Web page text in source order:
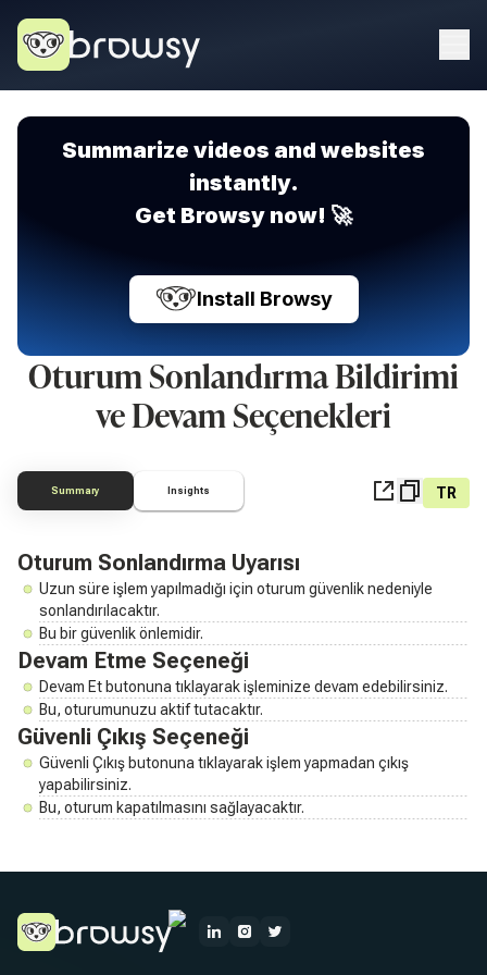
Summarize videos and websites
instantly.
Get Browsy now! 🚀
Install Browsy
Oturum Sonlandırma Bildirimi
ve Devam Seçenekleri
Summary Insights TR
Oturum Sonlandırma Uyarısı
Uzun süre işlem yapılmadığı için oturum güvenlik nedeniyle
sonlandırılacaktır.
Bu bir güvenlik önlemidir.
Devam Etme Seçeneği
Devam Et butonuna tıklayarak işleminize devam edebilirsiniz.
Bu, oturumunuzu aktif tutacaktır.
Güvenli Çıkış Seçeneği
Güvenli Çıkış butonuna tıklayarak işlem yapmadan çıkış
yapabilirsiniz.
Bu, oturum kapatılmasını sağlayacaktır.